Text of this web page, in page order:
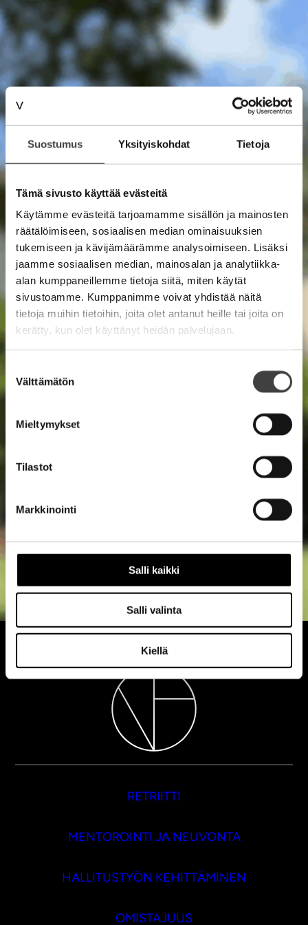
Suostumus Yksityiskohdat Tietoja
Tämä sivusto käyttää evästeitä
Käytämme evästeitä tarjoamamme sisällön ja mainosten
räätälöimiseen, sosiaalisen median ominaisuuksien
tukemiseen ja kävijämäärämme analysoimiseen. Lisäksi
jaamme sosiaalisen median, mainosalan ja analytiikka-
alan kumppaneillemme tietoja siitä, miten käytät
sivustoamme. Kumppanimme voivat yhdistää näitä
tietoja muihin tietoihin, joita olet antanut heille tai joita on
kerätty, kun olet käyttänyt heidän palvelujaan.
valinta
Välttämätön
Mieltymykset
Tilastot
Markkinointi
Salli kaikki
Salli valinta
Kiellä
RETRIITTI
MENTOROINTI JA NEUVONTA
HALLITUSTYÖN KEHITTÄMINEN
OMISTAJUUS